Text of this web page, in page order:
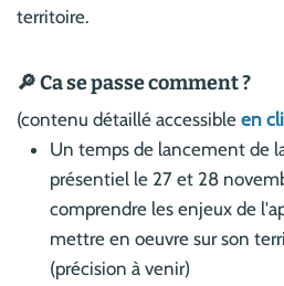
territoire.
🔎 Ca se passe comment ?
(contenu détaillé accessible en
Un temps de lancement de
présentiel le 27 et 28
comprendre les enjeux de
mettre en oeuvre sur son
(précision à venir)